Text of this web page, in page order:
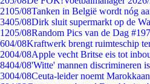
2105/08Tanken in België wordt nóg
3405/08Dirk sluit supermarkt op de
1205/08Random Pics van de Dag
604/08Kraftwerk brengt ruimteschip
2004/08Apple vecht Britse eis tot
8404/08'Witte' mannen discrimineren
3004/08Ceuta-leider noemt